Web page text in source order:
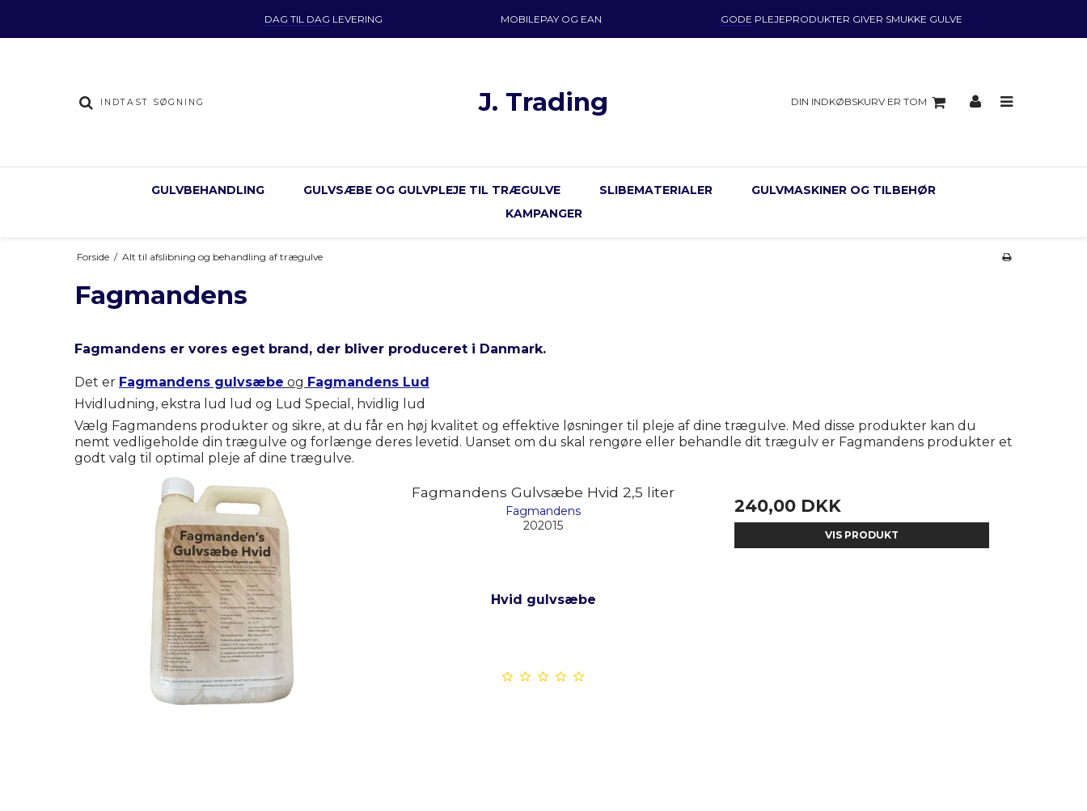
DAG TIL DAG LEVERING MOBILEPAY OG EAN GODE PLEJEPRODUKTER GIVER SMUKKE GULVE
J. Trading DIN INDKØBSKURV ER TOM
GULVBEHANDLING GULVSÆBE OG GULVPLEJE TIL TRÆGULVE SLIBEMATERIALER
GULVMASKINER OG TILBEHØR
KAMPANGER
Forside / Alt til afslibning og behandling af trægulve
Fagmandens
Fagmandens er vores eget brand, der bliver produceret i Danmark.
Det er Fagmandens gulvsæbe og Fagmandens Lud
Hvidludning, ekstra lud lud og Lud Special, hvidlig lud
Vælg Fagmandens produkter og sikre, at du får en høj kvalitet og effektive løsninger til pleje af dine trægulve. Med disse produkter kan du
nemt vedligeholde din trægulve og forlænge deres levetid. Uanset om du skal rengøre eller behandle dit trægulv er Fagmandens produkter et
godt valg til optimal pleje af dine trægulve.
Fagmandens Gulvsæbe Hvid 2,5 liter
Fagmandens
202015
Hvid gulvsæbe
240,00 DKK
VIS PRODUKT